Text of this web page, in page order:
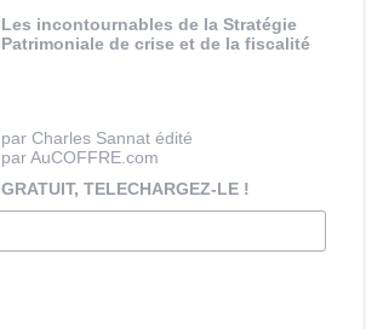
Les incontournables de la Stratégie
Patrimoniale de crise et de la fiscalité
par Charles Sannat édité
par AuCOFFRE.com
GRATUIT, TELECHARGEZ-LE !